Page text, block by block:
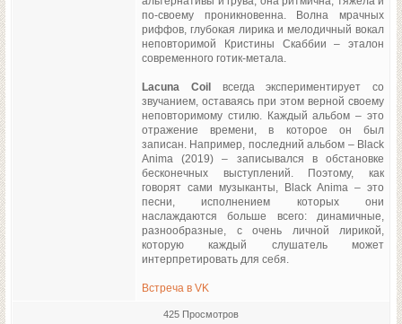
по-своему проникновенна. Волна мрачных
риффов, глубокая лирика и мелодичный вокал
неповторимой Кристины Скаббии – эталон
современного готик-метала.
Lacuna Coil
всегда экспериментирует со
звучанием, оставаясь при этом верной своему
неповторимому стилю. Каждый альбом – это
отражение времени, в которое он был
записан. Например, последний альбом – Black
Anima (2019) – записывался в обстановке
бесконечных выступлений. Поэтому, как
говорят сами музыканты, Black Anima – это
песни, исполнением которых они
наслаждаются больше всего: динамичные,
разнообразные, с очень личной лирикой,
которую каждый слушатель может
интерпретировать для себя.
Встреча в VK
425 Просмотров